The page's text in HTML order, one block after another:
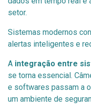
setor.
Sistemas modernos
alertas inteligentes e
A integração entre
se torna essencial.
e softwares passam a
um ambiente de